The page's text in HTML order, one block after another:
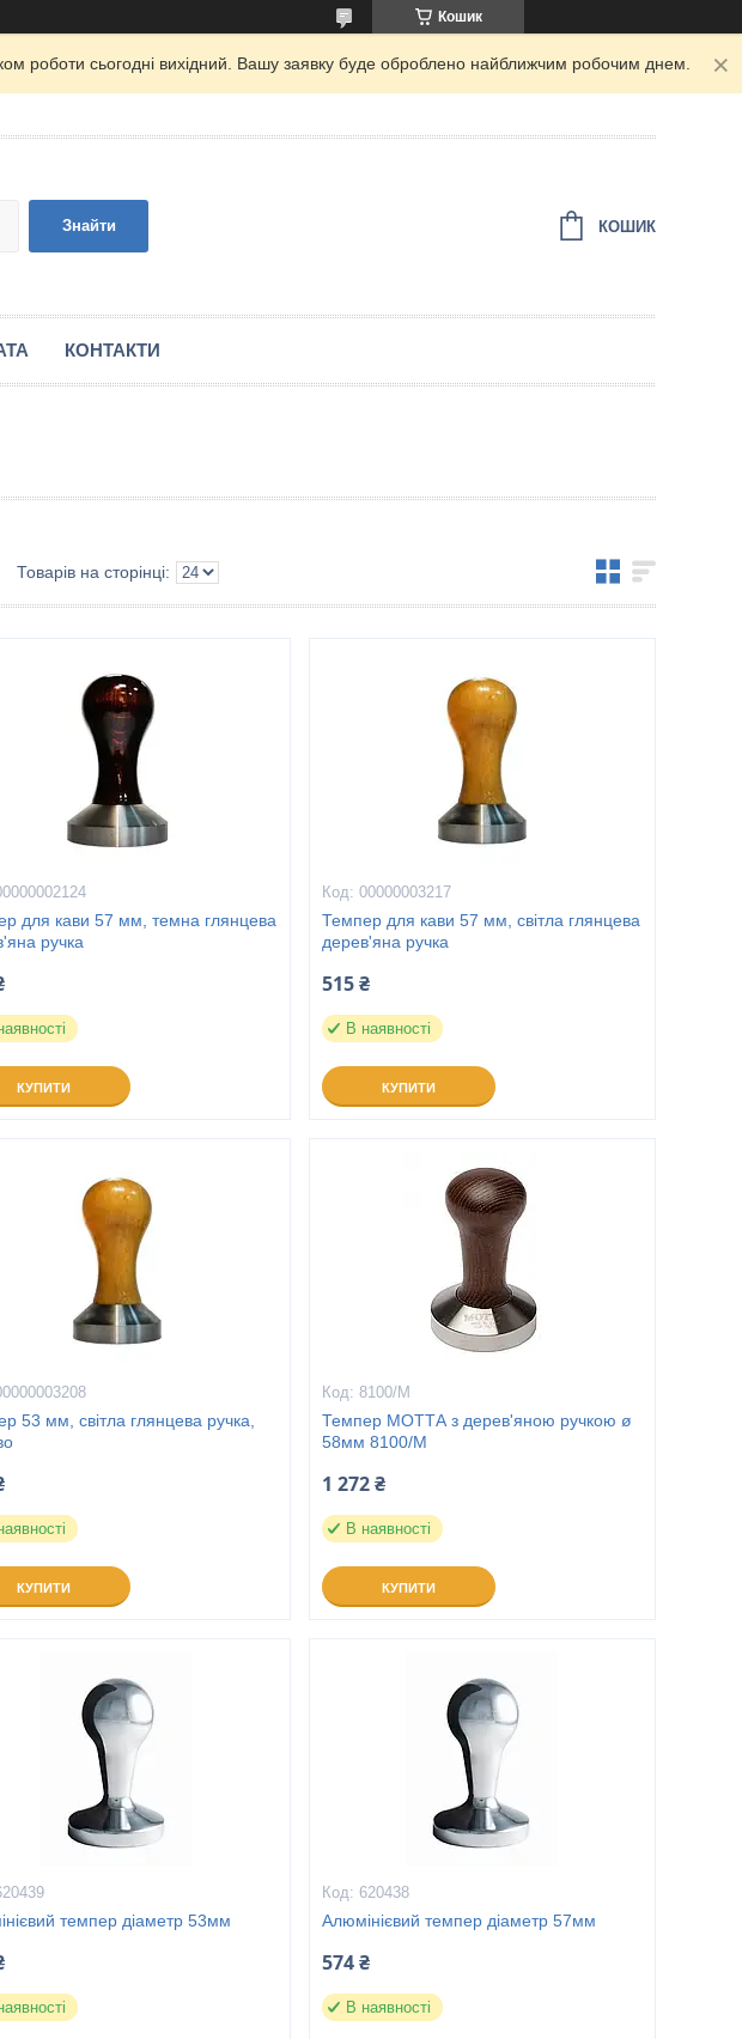
Кошик
роботи сьогодні вихідний. Вашу заявку буде оброблено найближчим робочим днем.
Знайти КОШИК
КОНТАКТИ
для кави 57 мм, темна глянцева
ручка
КУПИТИ
00000003217
Темпер для кави 57 мм, світла глянцева
дерев'яна ручка
515 ₴
В наявності
КУПИТИ
53 мм, світла глянцева ручка,
КУПИТИ
8100/M
Темпер МОТТА з дерев'яною ручкою ø
58мм 8100/M
1 272 ₴
В наявності
КУПИТИ
темпер діаметр 53мм
620438
Алюмінієвий темпер діаметр 57мм
574 ₴
В наявності